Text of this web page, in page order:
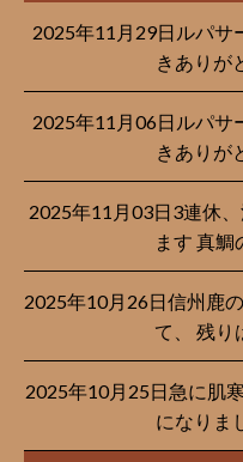
2025年11月29日ルパサ
きありが
2025年11月06日ルパサ
きありが
2025年11月03日3連休
ます 真
2025年10月26日信州鹿
て、 残り
2025年10月25日急に肌
になりま